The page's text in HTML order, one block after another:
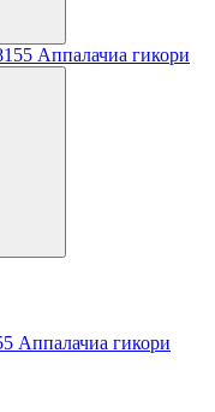
Аппалачиа гикори